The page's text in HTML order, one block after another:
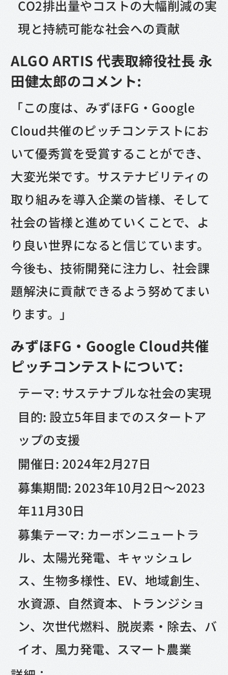
CO2排出量やコストの大幅削減の実
現と持続可能な社会への貢献
ALGO ARTIS 代表取締役社長 永
田健太郎のコメント:
「この度は、みずほFG・Google
Cloud共催のピッチコンテストにお
いて優秀賞を受賞することができ、
大変光栄です。サステナビリティの
取り組みを導入企業の皆様、そして
社会の皆様と進めていくことで、よ
り良い世界になると信じています。
今後も、技術開発に注力し、社会課
題解決に貢献できるよう努めてまい
ります。」
みずほFG・Google Cloud共催
ピッチコンテストについて:
テーマ: サステナブルな社会の実現
目的: 設立5年目までのスタートア
ップの支援
開催日: 2024年2月27日
募集期間: 2023年10月2日～2023
年11月30日
募集テーマ: カーボンニュートラ
ル、太陽光発電、キャッシュレ
ス、生物多様性、EV、地域創生、
水資源、自然資本、トランジショ
ン、次世代燃料、脱炭素・除去、バ
イオ、風力発電、スマート農業